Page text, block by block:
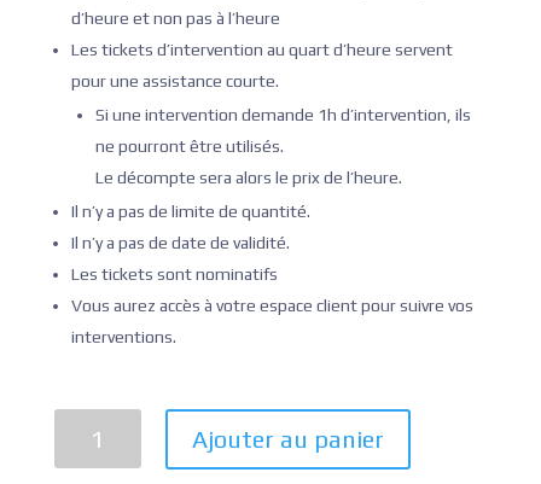
d’heure et non pas à l’heure
Les tickets d’intervention au quart d’heure servent
pour une assistance courte.
Si une intervention demande 1h d’intervention, ils
ne pourront être utilisés.
Le décompte sera alors le prix de l’heure.
Il n’y a pas de limite de quantité.
Il n’y a pas de date de validité.
Les tickets sont nominatifs
Vous aurez accès à votre espace client pour suivre vos
interventions.
Ajouter au panier